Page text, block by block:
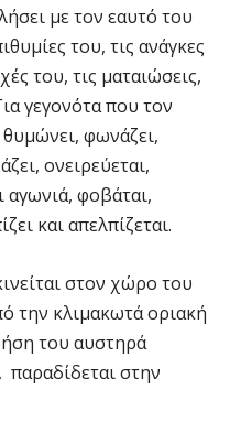
με τον εαυτό του
του, τις ανάγκες
του, τις ματαιώσεις,
γεγονότα που τον
θυμώνει, φωνάζει,
ονειρεύεται,
αγωνιά, φοβάται,
και απελπίζεται.
στον χώρο του
την κλιμακωτά οριακή
του αυστηρά
στην